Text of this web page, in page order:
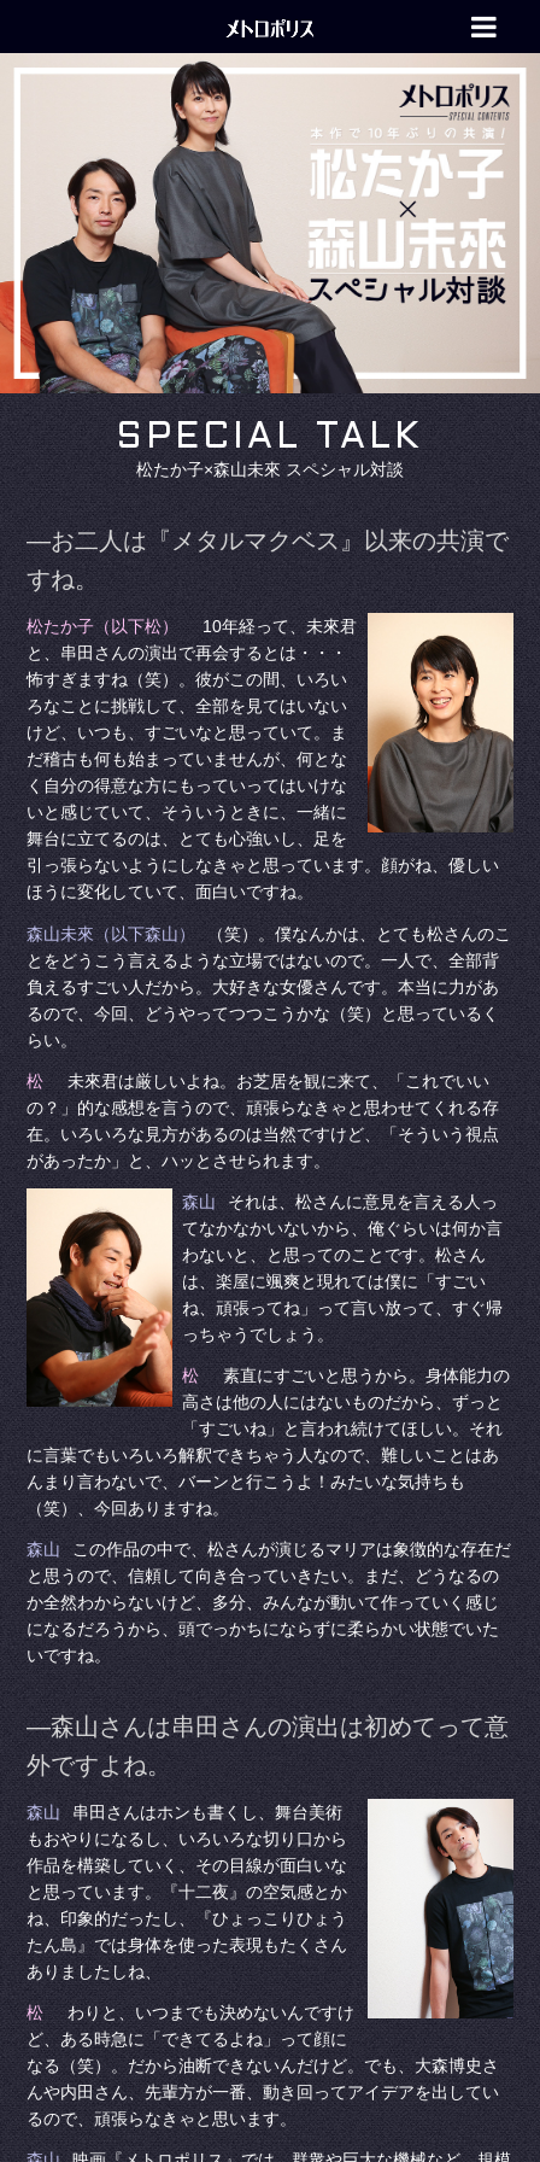
SPECIAL TALK
松たか子×森山未來 スペシャル対談
―お二人は『メタルマクベス』以来の共演で
すね。
松たか子（以下松）
10年経って、未來君
と、串田さんの演出で再会するとは・・・
怖すぎますね（笑）。彼がこの間、いろい
ろなことに挑戦して、全部を見てはいない
けど、いつも、すごいなと思っていて。ま
だ稽古も何も始まっていませんが、何とな
く自分の得意な方にもっていってはいけな
いと感じていて、そういうときに、一緒に
舞台に立てるのは、とても心強いし、足を
引っ張らないようにしなきゃと思っています。顔がね、優しい
ほうに変化していて、面白いですね。
森山未來（以下森山）
（笑）。僕なんかは、とても松さんのこ
とをどうこう言えるような立場ではないので。一人で、全部背
負えるすごい人だから。大好きな女優さんです。本当に力があ
るので、今回、どうやってつつこうかな（笑）と思っているく
らい。
松
未來君は厳しいよね。お芝居を観に来て、「これでいい
の？」的な感想を言うので、頑張らなきゃと思わせてくれる存
在。いろいろな見方があるのは当然ですけど、「そういう視点
があったか」と、ハッとさせられます。
森山
それは、松さんに意見を言える人っ
てなかなかいないから、俺ぐらいは何か言
わないと、と思ってのことです。松さん
は、楽屋に颯爽と現れては僕に「すごい
ね、頑張ってね」って言い放って、すぐ帰
っちゃうでしょう。
松
素直にすごいと思うから。身体能力の
高さは他の人にはないものだから、ずっと
「すごいね」と言われ続けてほしい。それ
に言葉でもいろいろ解釈できちゃう人なので、難しいことはあ
んまり言わないで、バーンと行こうよ！みたいな気持ちも
（笑）、今回ありますね。
森山
この作品の中で、松さんが演じるマリアは象徴的な存在だ
と思うので、信頼して向き合っていきたい。まだ、どうなるの
か全然わからないけど、多分、みんなが動いて作っていく感じ
になるだろうから、頭でっかちにならずに柔らかい状態でいた
いですね。
―森山さんは串田さんの演出は初めてって意
外ですよね。
森山
串田さんはホンも書くし、舞台美術
もおやりになるし、いろいろな切り口から
作品を構築していく、その目線が面白いな
と思っています。『十二夜』の空気感とか
ね、印象的だったし、『ひょっこりひょう
たん島』では身体を使った表現もたくさん
ありましたしね、
松
わりと、いつまでも決めないんですけ
ど、ある時急に「できてるよね」って顔に
なる（笑）。だから油断できないんだけど。でも、大森博史さ
んや内田さん、先輩方が一番、動き回ってアイデアを出してい
るので、頑張らなきゃと思います。